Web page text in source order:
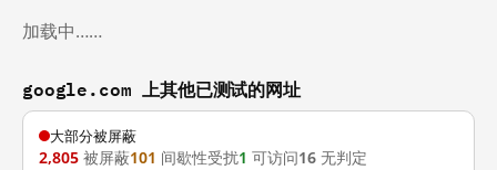
加载中……
google.com 上其他已测试的网址
大部分被屏蔽
2,805 被屏蔽101 间歇性受扰1 可访问16 无判定